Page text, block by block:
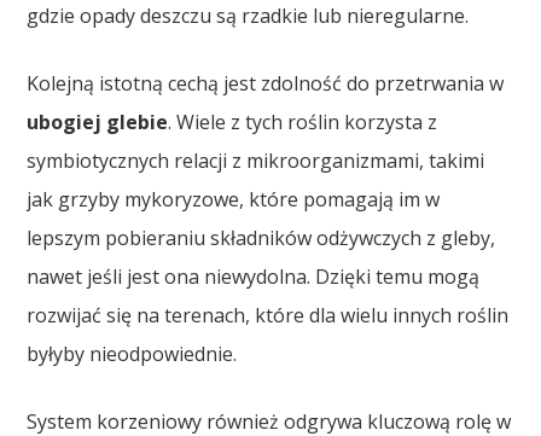
gdzie opady deszczu są rzadkie lub nieregularne.
Kolejną istotną cechą jest zdolność do przetrwania w
ubogiej glebie. Wiele z tych roślin korzysta z
symbiotycznych relacji z mikroorganizmami, takimi
jak grzyby mykoryzowe, które pomagają im w
lepszym pobieraniu składników odżywczych z gleby,
nawet jeśli jest ona niewydolna. Dzięki temu mogą
rozwijać się na terenach, które dla wielu innych roślin
byłyby nieodpowiednie.
System korzeniowy również odgrywa kluczową rolę w